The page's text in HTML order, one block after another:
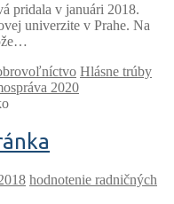
pridala v januári 2018.
univerzite v Prahe. Na
Hlásne trúby
2020
hodnotenie radničných